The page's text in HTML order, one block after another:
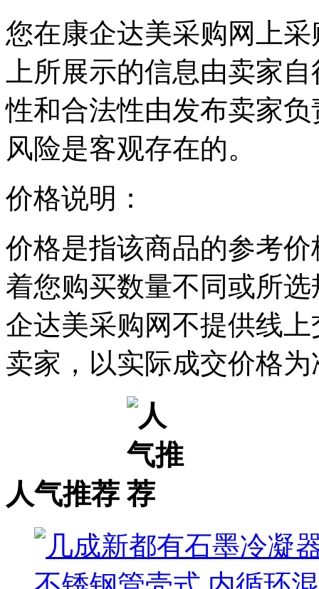
您在康企达美采购网上
上所展示的信息由卖家
性和合法性由发布卖家
风险是客观存在的。
价格说明：
价格是指该商品的参考
着您购买数量不同或所
企达美采购网不提供线
卖家，以实际成交价格为
人气推荐